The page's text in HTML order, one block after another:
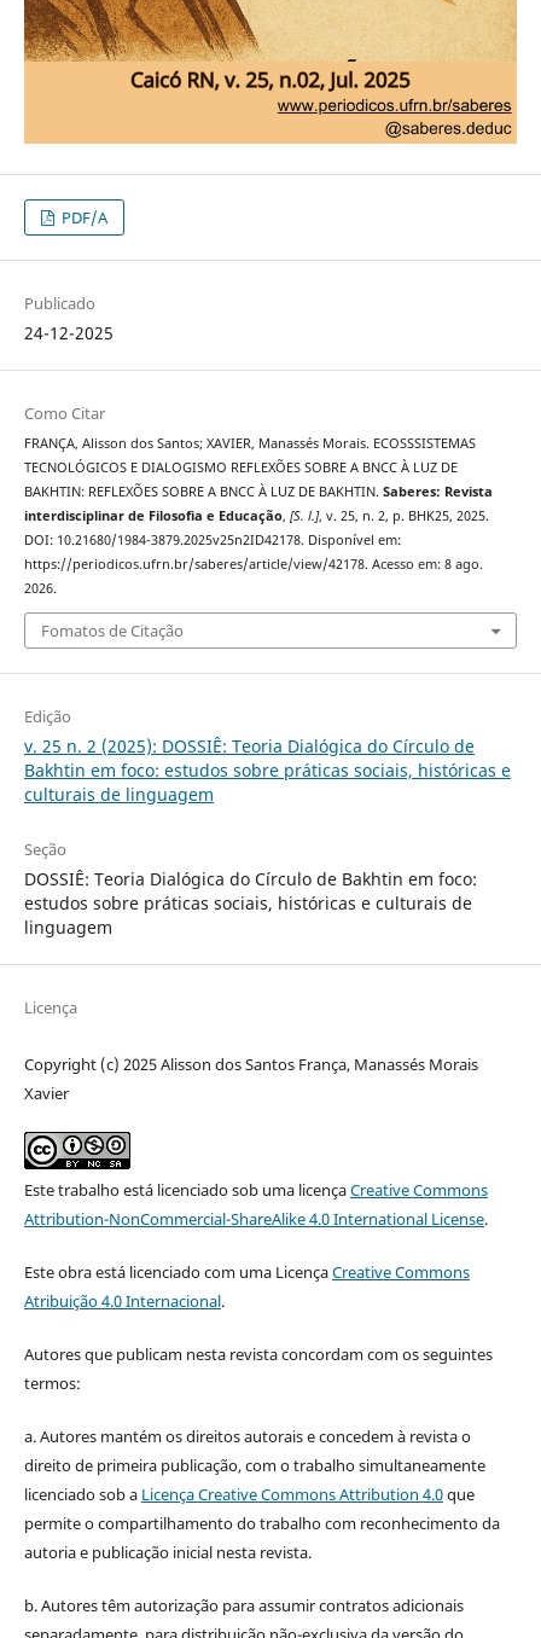
PDF/A
Publicado
24-12-2025
Como Citar
FRANÇA, Alisson dos Santos; XAVIER, Manassés Morais. ECOSSSISTEMAS
TECNOLÓGICOS E DIALOGISMO REFLEXÕES SOBRE A BNCC À LUZ DE
BAKHTIN: REFLEXÕES SOBRE A BNCC À LUZ DE BAKHTIN. Saberes: Revista
interdisciplinar de Filosofia e Educação, [S. l.], v. 25, n. 2, p. BHK25, 2025.
DOI: 10.21680/1984-3879.2025v25n2ID42178. Disponível em:
https://periodicos.ufrn.br/saberes/article/view/42178. Acesso em: 8 ago.
2026.
Fomatos de Citação
Edição
v. 25 n. 2 (2025): DOSSIÊ: Teoria Dialógica do Círculo de
Bakhtin em foco: estudos sobre práticas sociais, históricas e
culturais de linguagem
Seção
DOSSIÊ: Teoria Dialógica do Círculo de Bakhtin em foco:
estudos sobre práticas sociais, históricas e culturais de
linguagem
Licença
Copyright (c) 2025 Alisson dos Santos França, Manassés Morais
Xavier
Este trabalho está licenciado sob uma licençaCreative Commons
Attribution-NonCommercial-ShareAlike 4.0 International License.
Este obra está licenciado com uma LicençaCreative Commons
Atribuição 4.0 Internacional.
Autores que publicam nesta revista concordam com os seguintes
termos:
a. Autores mantém os direitos autorais e concedem à revista o
direito de primeira publicação, com o trabalho simultaneamente
licenciado sob a Licença Creative Commons Attribution 4.0que
permite o compartilhamento do trabalho com reconhecimento da
autoria e publicação inicial nesta revista.
b. Autores têm autorização para assumir contratos adicionais